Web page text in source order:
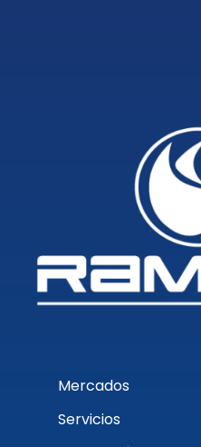
Mercados
Servicios